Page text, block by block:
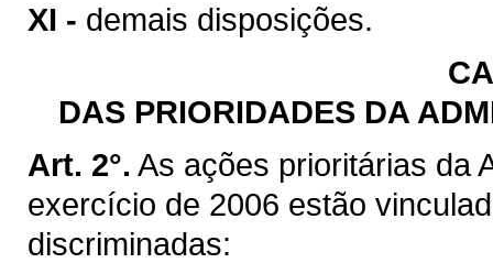
XI - demais disposições.
DAS PRIORIDADES DA
Art. 2°. As ações prioritárias da
exercício de 2006 estão
discriminadas: